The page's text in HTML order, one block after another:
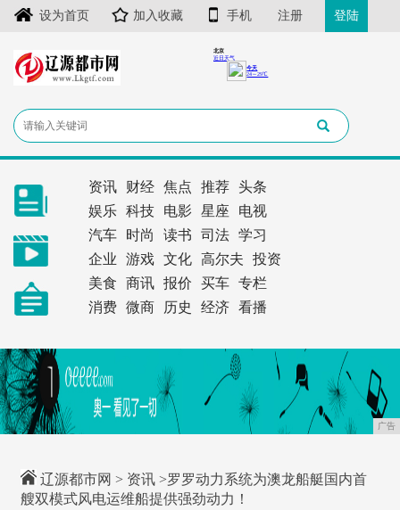
设为首页 加入收藏 手机 注册 登陆
资讯 财经 焦点 推荐
头条
娱乐
科技 电影 星座
电视
汽车
时尚 读书 司法
学习
企业
游戏 文化 高尔夫
投资
美食
商讯 报价 买车
专栏
消费
微商 历史 经济 看播
广告
辽源都市网 > 资讯 >罗罗动力系统为澳龙船艇国内首
艘双模式风电运维船提供强劲动力！